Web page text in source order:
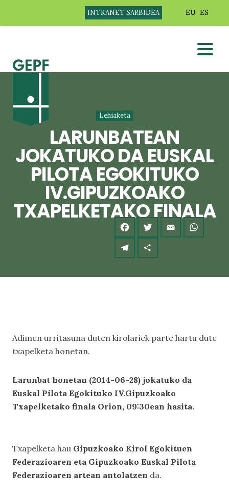
INTRANET SARBIDEA EU ES
Lehiaketa
LARUNBATEAN
JOKATUKO DA EUSKAL
PILOTA EGOKITUKO
IV.GIPUZKOAKO
TXAPELKETAKO FINALA
Adimen urritasuna duten kirolariek parte hartu dute
txapelketa honetan.
Larunbat honetan (2014-06-28) jokatuko da
Euskal Pilota Egokituko IV.Gipuzkoako
Txapelketako finala Orion, 09:30ean hasita.
Txapelketa hau Gipuzkoako Kirol Egokituen
Federazioaren eta Gipuzkoako Euskal Pilota
Federazioaren artean antolatzen da.